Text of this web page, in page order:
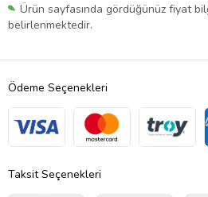
Ürün sayfasında gördüğünüz fiyat
belirlenmektedir.
Ödeme Seçenekleri
Taksit Seçenekleri